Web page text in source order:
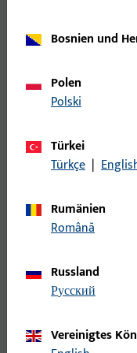
Sie in unserem
Bosnien und
Polen
Polski
Türkei
Türkçe |
Rumänien
Română
Russland
русский
Vereinigtes